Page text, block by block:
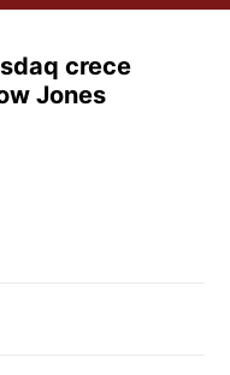
crece
Jones